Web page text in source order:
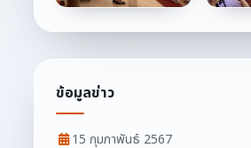
ข้อมูลข่าว
15 กุมภาพันธ์ 2567